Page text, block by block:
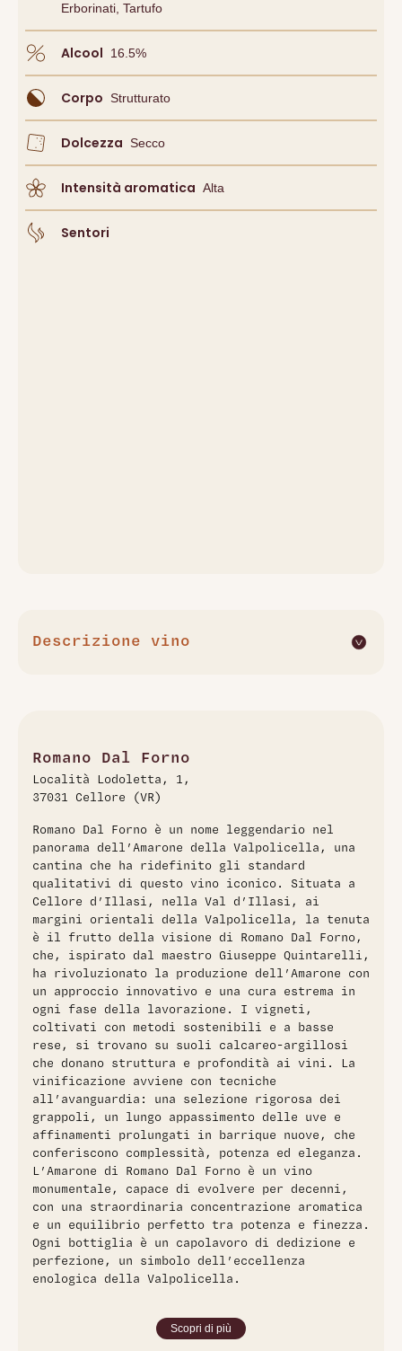
Erborinati, Tartufo
Alcool 16.5%
Corpo Strutturato
Dolcezza Secco
Intensità aromatica Alta
Sentori
Descrizione vino
con riflessi granati. Al naso si caratterizza per aromi
complessi di prugne mature, ciliegie, liquirizia e note di
cacao, accompagnate da delicati sentori speziati e una
struttura piena, tannini vellutati e un equilibrio tra
freschezza e calore, con un finale lungo e avvolgente.
L'annata 2016 si contraddistingue per la sua capacità di
invecchiamento e per l'affinamento in barrique che
conferisce ulteriore complessità e profondità.
Romano Dal Forno
Località Lodoletta, 1,
37031 Cellore (VR)
Romano Dal Forno è un nome leggendario nel
panorama dell’Amarone della Valpolicella, una
cantina che ha ridefinito gli standard
qualitativi di questo vino iconico. Situata a
Cellore d’Illasi, nella Val d’Illasi, ai
margini orientali della Valpolicella, la tenuta
è il frutto della visione di Romano Dal Forno,
che, ispirato dal maestro Giuseppe Quintarelli,
ha rivoluzionato la produzione dell’Amarone con
un approccio innovativo e una cura estrema in
ogni fase della lavorazione. I vigneti,
coltivati con metodi sostenibili e a basse
rese, si trovano su suoli calcareo-argillosi
che donano struttura e profondità ai vini. La
vinificazione avviene con tecniche
all’avanguardia: una selezione rigorosa dei
grappoli, un lungo appassimento delle uve e
affinamenti prolungati in barrique nuove, che
conferiscono complessità, potenza ed eleganza.
L’Amarone di Romano Dal Forno è un vino
monumentale, capace di evolvere per decenni,
con una straordinaria concentrazione aromatica
e un equilibrio perfetto tra potenza e finezza.
Ogni bottiglia è un capolavoro di dedizione e
perfezione, un simbolo dell’eccellenza
enologica della Valpolicella.
Scopri di più